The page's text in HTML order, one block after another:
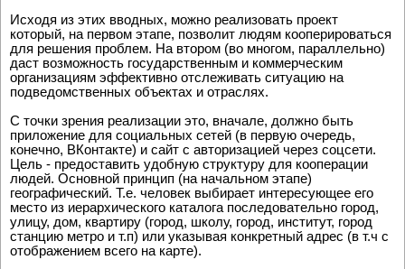
Исходя из этих вводных, можно реализовать проект
который, на первом этапе, позволит людям кооперироваться
для решения проблем. На втором (во многом, параллельно)
даст возможность государственным и коммерческим
организациям эффективно отслеживать ситуацию на
подведомственных объектах и отраслях.
С точки зрения реализации это, вначале, должно быть
приложение для социальных сетей (в первую очередь,
конечно, ВКонтакте) и сайт с авторизацией через соцсети.
Цель - предоставить удобную структуру для кооперации
людей. Основной принцип (на начальном этапе)
географический. Т.е. человек выбирает интересующее его
место из иерархического каталога последовательно город,
улицу, дом, квартиру (город, школу, город, институт, город
станцию метро и т.п) или указывая конкретный адрес (в т.ч с
отображением всего на карте).